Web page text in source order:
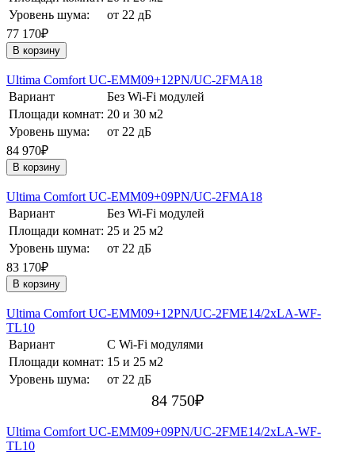
Уровень шума:
от 22 дБ
77 170₽
В корзину
Ultima Comfort UC-EMM09+12PN/UC-2FMA18
Вариант
Без Wi-Fi модулей
Площади комнат: 20 и 30 м2
Уровень шума:
от 22 дБ
84 970₽
В корзину
Ultima Comfort UC-EMM09+09PN/UC-2FMA18
Вариант
Без Wi-Fi модулей
Площади комнат: 25 и 25 м2
Уровень шума:
от 22 дБ
83 170₽
В корзину
Ultima Comfort UC-EMM09+12PN/UC-2FME14/2хLA-WF-
TL10
Вариант
С Wi-Fi модулями
Площади комнат: 15 и 25 м2
Уровень шума:
от 22 дБ
84 750₽
Ultima Comfort UC-EMM09+09PN/UC-2FME14/2хLA-WF-
TL10